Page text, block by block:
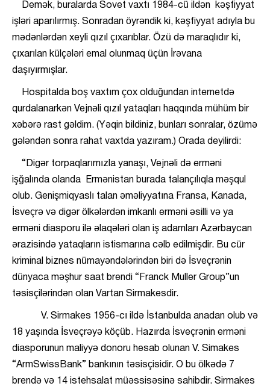
Demək, buralarda Sovet vaxtı 1984-cü ildən kəşfiyyat
işləri aparılırmış. Sonradan öyrəndik ki, kəşfiyyat adıyla bu
mədənlərdən xeyli qızıl çıxarıblar. Özü də maraqlıdır ki,
çıxarılan külçələri emal olunmaq üçün İrəvana
daşıyırmışlar.
Hospitalda boş vaxtım çox olduğundan internetdə
qurdalanarkən Vejnəli qızıl yataqları haqqında mühüm bir
xəbərə rast gəldim. (Yəqin bildiniz, bunları sonralar, özümə
gələndən sonra rahat vaxtda yazıram.) Orada deyilirdi:
“Digər torpaqlarımızla yanaşı, Vejnəli də erməni
işğalında olanda Ermənistan burada talançılıqla məşqul
olub. Genişmiqyaslı talan əməliyyatına Fransa, Kanada,
İsveçrə və digər ölkələrdən imkanlı erməni əsilli və ya
erməni diasporu ilə əlaqələri olan iş adamları Azərbaycan
ərazisində yataqların istismarına cəlb edilmişdir. Bu cür
kriminal biznes nümayəndələrindən biri də İsveçrənin
dünyaca məşhur saat brendi “Franck Muller Group”un
təsisçilərindən olan Vartan Sirmakesdir.
V. Sirmakes 1956-cı ildə İstanbulda anadan olub və
18 yaşında İsveçrəyə köçüb. Hazırda İsveçrənin erməni
diasporunun maliyyə donoru hesab olunan V. Simakes
“ArmSwissBank” bankının təsisçisidir. O bu ölkədə 7
brendə və 14 istehsalat müəssisəsinə sahibdir. Sirmakes